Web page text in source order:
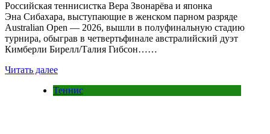
Российская теннисистка Вера Звонарёва и японка
Эна Сибахара, выступающие в женском парном разряде
Australian Open — 2026, вышли в полуфинальную стадию
турнира, обыграв в четвертьфинале австралийский дуэт
Кимберли Бирелл/Талия Гибсон……
Читать далее
Теннис